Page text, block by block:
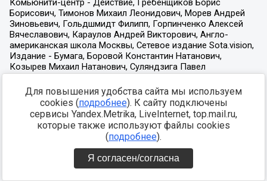
Для повышения удобства сайта мы используем
cookies (подробнее). К сайту подключены
сервисы Yandex.Metrika, LiveInternet, top.mail.ru,
которые также используют файлы cookies
(подробнее).
Я согласен/согласна